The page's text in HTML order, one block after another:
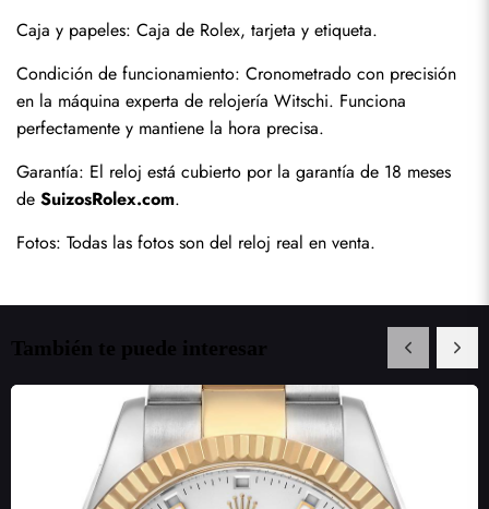
Caja y papeles: Caja de Rolex, tarjeta y etiqueta.
Condición de funcionamiento: Cronometrado con precisión
en la máquina experta de relojería Witschi. Funciona
perfectamente y mantiene la hora precisa.
Garantía: El reloj está cubierto por la garantía de 18 meses
de SuizosRolex.com.
Fotos: Todas las fotos son del reloj real en venta.
También te puede interesar